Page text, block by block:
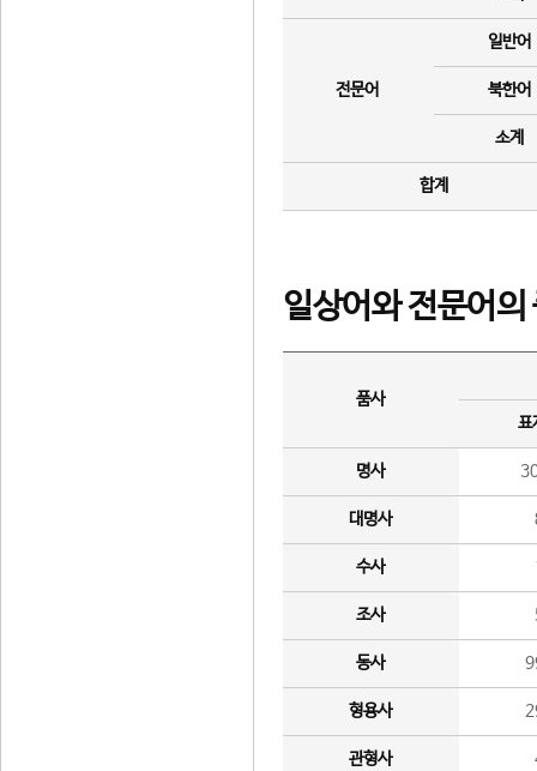
전문어
일반어
북한어
소계
합계
일상어와 전문어의
품사
표
명사
대명사
수사
조사
동사
형용사
관형사